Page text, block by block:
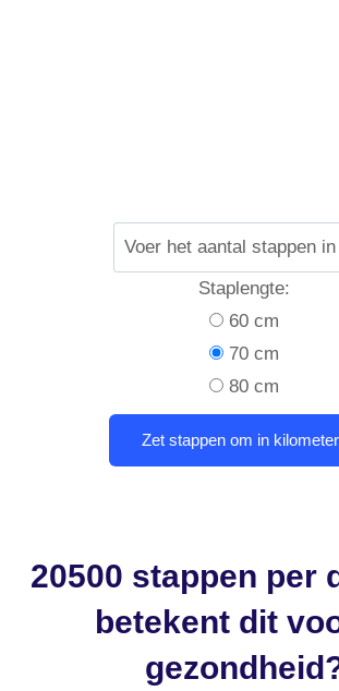
Staplengte:
60 cm
70 cm
80 cm
20500 stappen per
betekent dit